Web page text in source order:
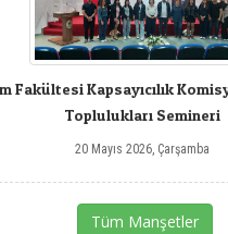
Fakültesi Kapsayıcılık
Toplulukları Semineri
20 Mayıs 2026, Çarşamba
Tüm Manşetler